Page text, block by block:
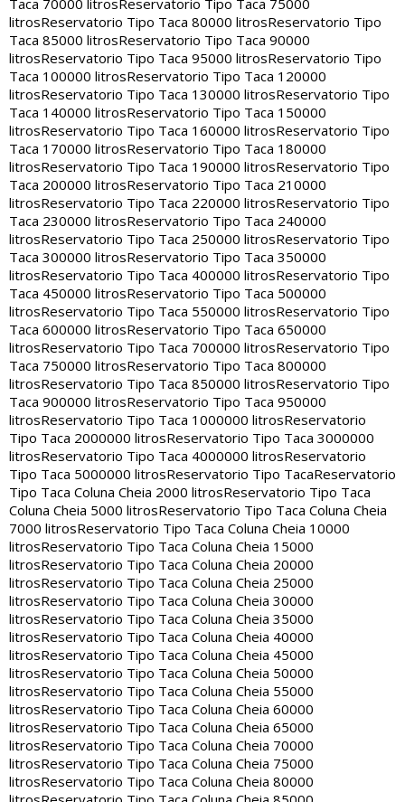
Taca 70000 litros Reservatorio Tipo Taca 75000
litrosReservatorio Tipo Taca 80000 litrosReservatorio Tipo
Taca 85000 litrosReservatorio Tipo Taca 90000
litrosReservatorio Tipo Taca 95000 litrosReservatorio Tipo
Taca 100000 litrosReservatorio Tipo Taca 120000
litrosReservatorio Tipo Taca 130000 litrosReservatorio Tipo
Taca 140000 litrosReservatorio Tipo Taca 150000
litrosReservatorio Tipo Taca 160000 litrosReservatorio Tipo
Taca 170000 litrosReservatorio Tipo Taca 180000
litrosReservatorio Tipo Taca 190000 litrosReservatorio Tipo
Taca 200000 litrosReservatorio Tipo Taca 210000
litrosReservatorio Tipo Taca 220000 litrosReservatorio Tipo
Taca 230000 litrosReservatorio Tipo Taca 240000
litrosReservatorio Tipo Taca 250000 litrosReservatorio Tipo
Taca 300000 litrosReservatorio Tipo Taca 350000
litrosReservatorio Tipo Taca 400000 litrosReservatorio Tipo
Taca 450000 litrosReservatorio Tipo Taca 500000
litrosReservatorio Tipo Taca 550000 litrosReservatorio Tipo
Taca 600000 litrosReservatorio Tipo Taca 650000
litrosReservatorio Tipo Taca 700000 litrosReservatorio Tipo
Taca 750000 litrosReservatorio Tipo Taca 800000
litrosReservatorio Tipo Taca 850000 litrosReservatorio Tipo
Taca 900000 litrosReservatorio Tipo Taca 950000
litrosReservatorio Tipo Taca 1000000 litrosReservatorio
Tipo Taca 2000000 litrosReservatorio Tipo Taca 3000000
litrosReservatorio Tipo Taca 4000000 litrosReservatorio
Tipo Taca 5000000 litrosReservatorio Tipo TacaReservatorio
Tipo Taca Coluna Cheia 2000 litrosReservatorio Tipo Taca
Coluna Cheia 5000 litrosReservatorio Tipo Taca Coluna Cheia
7000 litrosReservatorio Tipo Taca Coluna Cheia 10000
litrosReservatorio Tipo Taca Coluna Cheia 15000
litrosReservatorio Tipo Taca Coluna Cheia 20000
litrosReservatorio Tipo Taca Coluna Cheia 25000
litrosReservatorio Tipo Taca Coluna Cheia 30000
litrosReservatorio Tipo Taca Coluna Cheia 35000
litrosReservatorio Tipo Taca Coluna Cheia 40000
litrosReservatorio Tipo Taca Coluna Cheia 45000
litrosReservatorio Tipo Taca Coluna Cheia 50000
litrosReservatorio Tipo Taca Coluna Cheia 55000
litrosReservatorio Tipo Taca Coluna Cheia 60000
litrosReservatorio Tipo Taca Coluna Cheia 65000
litrosReservatorio Tipo Taca Coluna Cheia 70000
litrosReservatorio Tipo Taca Coluna Cheia 75000
litrosReservatorio Tipo Taca Coluna Cheia 80000